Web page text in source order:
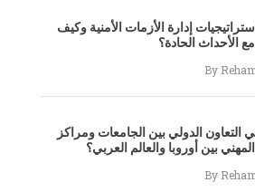
إدارة الأزمات الأمنية وكيف
الأحداث الحادة؟
By
التعاون الدولي بين الجامعات ومراكز
المهني بين أوروبا والعالم العربي؟
By